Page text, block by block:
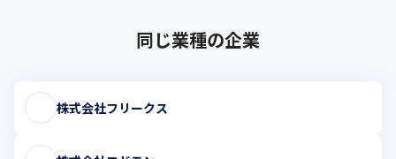
同じ業種の企業
株式会社フリークス